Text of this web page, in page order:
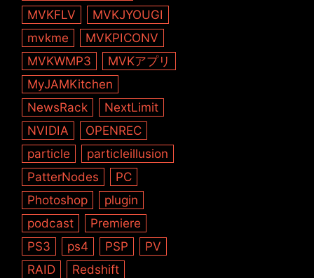
MVKFLV
MVKJYOUGI
mvkme
MVKPICONV
MVKWMP3
MVKアプリ
MyJAMKitchen
NewsRack
NextLimit
NVIDIA
OPENREC
particle
particleillusion
PatterNodes
PC
Photoshop
plugin
podcast
Premiere
PS3
ps4 PSP
PV
RAID
Redshift